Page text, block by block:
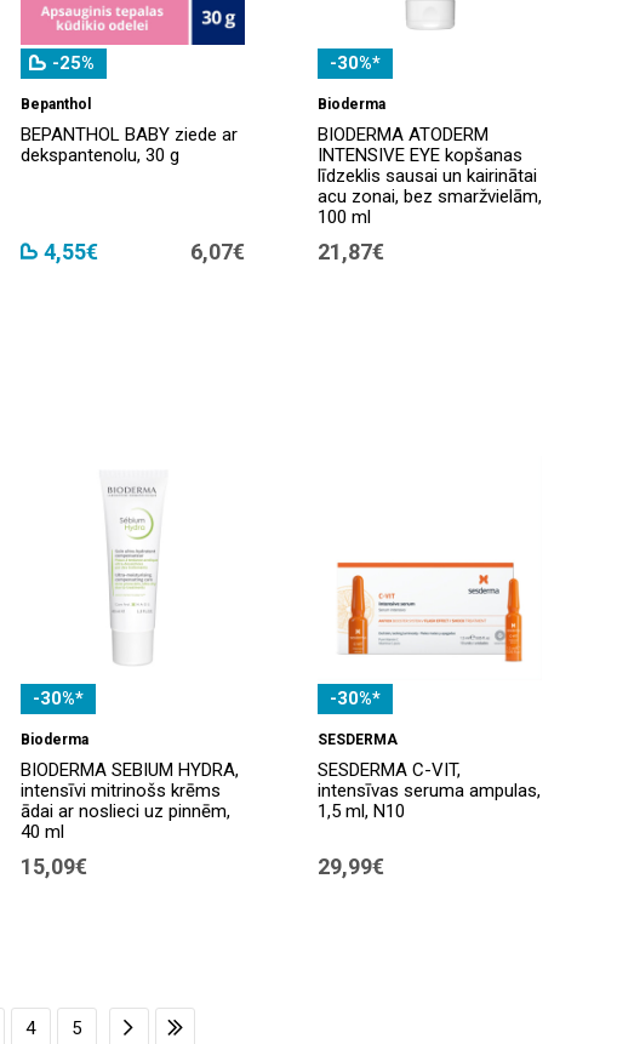
-25%
Bepanthol
BEPANTHOL BABY ziede ar
dekspantenolu, 30 g
4,55€ 6,07€
-30%*
Bioderma
BIODERMA ATODERM
INTENSIVE EYE kopšanas
līdzeklis sausai un kairinātai
acu zonai, bez smaržvielām,
100 ml
21,87€
-30%*
Bioderma
BIODERMA SEBIUM HYDRA,
intensīvi mitrinošs krēms
ādai ar noslieci uz pinnēm,
40 ml
15,09€
-30%*
SESDERMA
SESDERMA C-VIT,
intensīvas seruma ampulas,
1,5 ml, N10
29,99€
4 5